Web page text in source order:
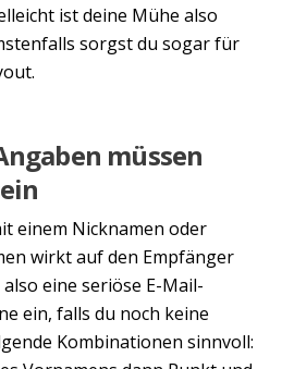
ist deine Mühe also
sorgst du sogar für
müssen
einem Nicknamen oder
wirkt auf den Empfänger
eine seriöse E-Mail-
ein, falls du noch keine
Kombinationen sinnvoll: